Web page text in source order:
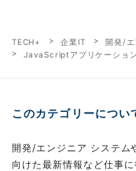
TECH+ 企業IT
開発/エ
JavaScriptアプリケーショ
このカテゴリーについ
開発/エンジニア システム
向けた最新情報など仕事